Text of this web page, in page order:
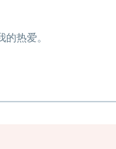
热爱。